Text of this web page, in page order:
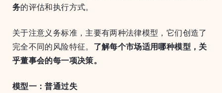
务的评估和执行方式。
关于注意义务标准，主要有两种法律模型，它们创造了
完全不同的风险特征。 了解每个市场适用哪种模型，关
乎董事会的每一项决策。
模型一：普通过失